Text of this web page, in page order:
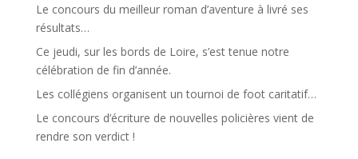
Le concours du meilleur roman d’aventure à livré ses
résultats…
Ce jeudi, sur les bords de Loire, s’est tenue notre
célébration de fin d’année.
Les collégiens organisent un tournoi de foot caritatif…
Le concours d’écriture de nouvelles policières vient de
rendre son verdict !